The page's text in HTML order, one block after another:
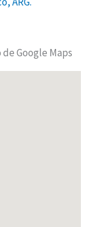
Google Maps